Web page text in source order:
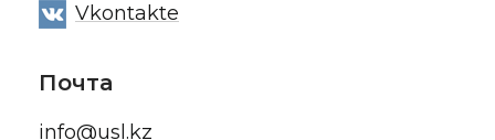
Vkontakte
Почта
info@usl.kz